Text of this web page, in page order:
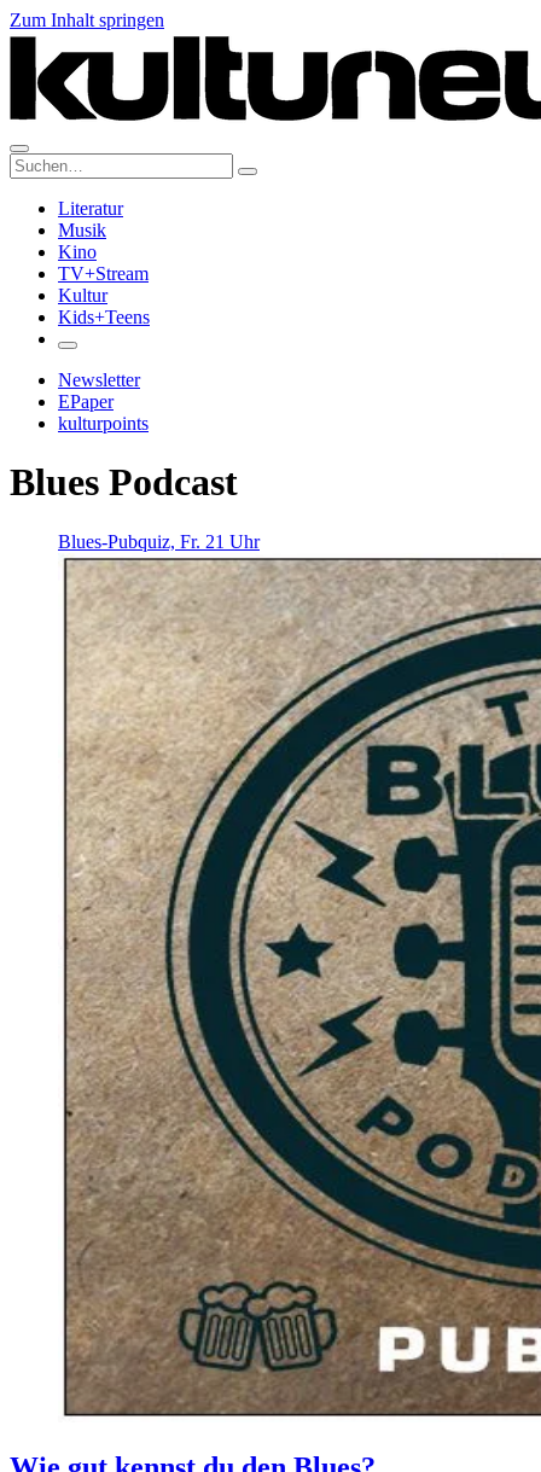
Zum Inhalt springen
Suche:
Literatur
Musik
Kino
TV+Stream
Kultur
Kids+Teens
Newsletter
EPaper
kulturpoints
Blues Podcast
Blues-Pubquiz, Fr. 21 Uhr